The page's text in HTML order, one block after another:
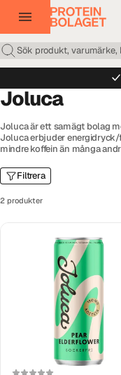
Joluca
Joluca är ett samägt bolag
Joluca erbjuder
mindre koffein än många
dagligvaruhandeln och
Pressbyrån och 7-Eleven.
Filtrera
2 produkter